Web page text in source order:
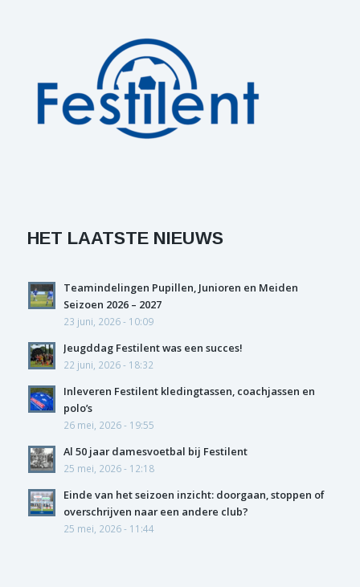
HET LAATSTE NIEUWS
Teamindelingen Pupillen, Junioren en Meiden
Seizoen 2026 – 2027
23 juni, 2026 - 10:09
Jeugddag Festilent was een succes!
22 juni, 2026 - 18:32
Inleveren Festilent kledingtassen, coachjassen en
polo’s
26 mei, 2026 - 19:55
Al 50 jaar damesvoetbal bij Festilent
25 mei, 2026 - 12:18
Einde van het seizoen inzicht: doorgaan, stoppen of
overschrijven naar een andere club?
25 mei, 2026 - 11:44